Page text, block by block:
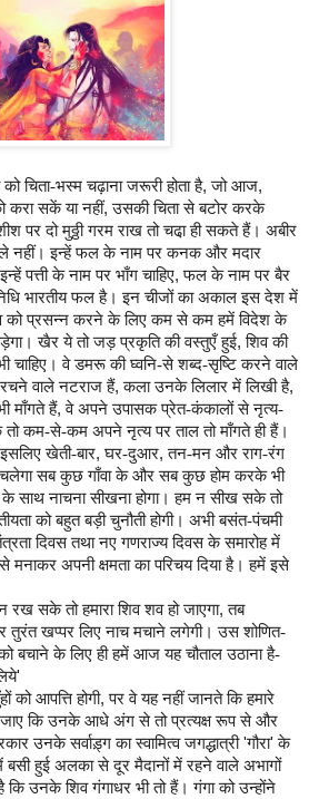
चिता-भस्‍म चढ़ाना जरूरी होता है,जो आज,
करा सकें या नहीं,उसकी चिता से बटोर करके
पर दो मुठ्ठी गरम राख तो चढा़ ही सकते हैं। अबीर
नहीं। इन्‍हें फल के नाम पर कनक और मदार
पत्ती के नाम पर भाँग चाहिए,फल के नाम पर बैर
भारतीय फल है। इन चीजों का अकाल इस देश में
को प्रसन्न करने के लिए कम से कम हमें विदेश के
खैर ये तो जड़ प्रकृति की वस्‍तुएँ हुई,शिव की
चाहिए। वे डमरू की घ्‍वनि-से शब्द-सृष्टि करने वाले
वाले नटराज हैं,कला उनके लिलार में लिखी है,
माँगते हैं,वे अपने उपासक प्रेत-कंकालों से नृत्‍य-
कम-से-कम अपने नृत्य पर ताल तो माँगते ही हैं।
इसलिए खेती-बार,घर-दुआर,तन-मन और राग-रंग
चलेगा सब कुछ गाँवा के और सब कुछ होम करके भी
के साथ नाचना सीखना होगा। हम न सीख सके तो
को बहुत बड़ी चुनौती होगी। अभी बसंत-पंचमी
दिवस तथा नए गणराज्‍य दिवस के समारोह में
अपनी क्षमता का परिचय दिया है। हमें इसे
रख सके तो हमारा शिव शव हो जाएगा,तब
तुरंत खप्‍पर लिए नाच मचाने लगेगी। उस शोणित-
बचाने के लिए ही हमें आज यह चौताल उठाना है-
'
आपत्ति होगी,पर वे यह नहीं जानते कि हमारे
जाए कि उनके आधे अंग से तो प्रत्यक्ष रूप से और
उनके सर्वाड़्ग का स्‍वामित्‍व जगद्धात्री'गौरा'के
हुई अलका से दूर मैदानों में रहने वाले अभागों
कि उनके शिव गंगाधर भी तो हैं। गंगा को उन्‍होंने